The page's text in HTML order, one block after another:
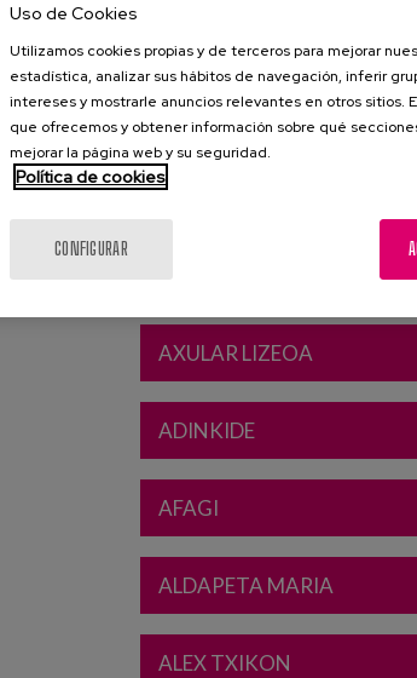
No hay nada más alentador
hemos abierto diferentes
un poco de ayuda, puede
pequeño gesto puede
AXULAR LIZEOA
ADINKIDE
AFAGI
ALDAPETA MARIA
ALEX TXIKON
Uso de Cookies
Utilizamos cookies propias y de terceros para mejorar
estadística, analizar sus hábitos de navegación, inferir
intereses y mostrarle anuncios relevantes en otros sitios.
que ofrecemos y obtener información sobre qué
mejorar la página web y su seguridad.
Política de cookies
CONFIGURAR